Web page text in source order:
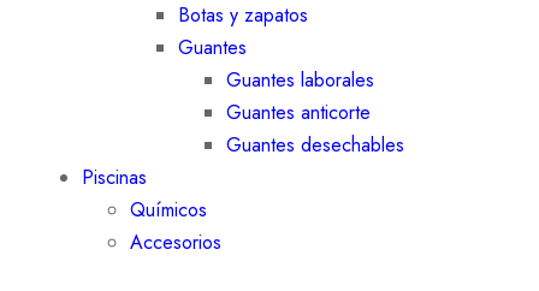
Botas y zapatos
Guantes
Guantes laborales
Guantes anticorte
Guantes desechables
Piscinas
Químicos
Accesorios